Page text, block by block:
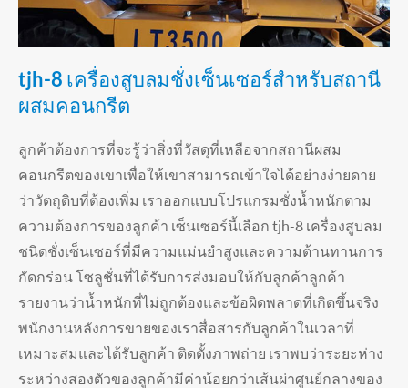
tjh-8 เครื่องสูบลมชั่งเซ็นเซอร์สำหรับสถานี
ผสมคอนกรีต
ลูกค้าต้องการที่จะรู้ว่าสิ่งที่วัสดุที่เหลือจากสถานีผสม
คอนกรีตของเขาเพื่อให้เขาสามารถเข้าใจได้อย่างง่ายดาย
ว่าวัตถุดิบที่ต้องเพิ่ม เราออกแบบโปรแกรมชั่งน้ำหนักตาม
ความต้องการของลูกค้า เซ็นเซอร์นี้เลือก tjh-8 เครื่องสูบลม
ชนิดชั่งเซ็นเซอร์ที่มีความแม่นยำสูงและความต้านทานการ
กัดกร่อน โซลูชั่นที่ได้รับการส่งมอบให้กับลูกค้าลูกค้า
รายงานว่าน้ำหนักที่ไม่ถูกต้องและข้อผิดพลาดที่เกิดขึ้นจริง
พนักงานหลังการขายของเราสื่อสารกับลูกค้าในเวลาที่
เหมาะสมและได้รับลูกค้า ติดตั้งภาพถ่าย เราพบว่าระยะห่าง
ระหว่างสองตัวของลูกค้ามีค่าน้อยกว่าเส้นผ่าศูนย์กลางของ